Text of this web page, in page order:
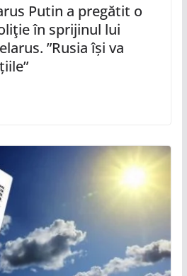
Putin a pregătit o
în sprijinul lui
”Rusia își va